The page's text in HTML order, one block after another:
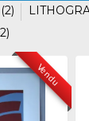
Vendu